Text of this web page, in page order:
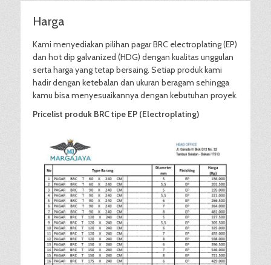
Harga
Kami menyediakan pilihan pagar BRC electroplating (EP)
dan hot dip galvanized (HDG) dengan kualitas unggulan
serta harga yang tetap bersaing. Setiap produk kami
hadir dengan ketebalan dan ukuran beragam sehingga
kamu bisa menyesuaikannya dengan kebutuhan proyek.
Pricelist produk BRC tipe EP (Electroplating)